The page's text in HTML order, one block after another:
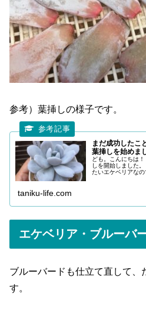
参考）葉挿しの様子です。
まだ成功したこ
葉挿しを始めま
ども。こんにちは
しを開始しました
たいエケベリアな
taniku-life.com
エケベリア・ブルーバ
ブルーバードも仕立て直して、
す。